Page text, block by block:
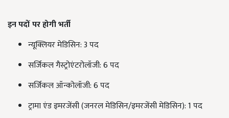
इन पदों पर होगी भर्ती
न्यूक्लियर मेडिसिन: 3 पद
सर्जिकल गैस्ट्रोएंटरोलॉजी: 6 पद
सर्जिकल ऑन्कोलॉजी: 6 पद
ट्रामा एंड इमरजेंसी (जनरल मेडिसिन/इमरजेंसी मेडिसिन): 1 पद